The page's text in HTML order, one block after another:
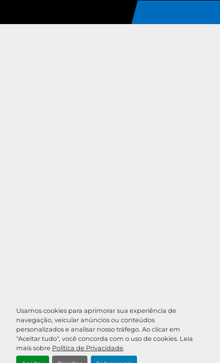
Usamos cookies para aprimorar sua experiência de
navegação, veicular anúncios ou conteúdos
personalizados e analisar nosso tráfego. Ao clicar em
"Aceitar tudo", você concorda com o uso de cookies. Leia
mais sobre Política de Privacidade.